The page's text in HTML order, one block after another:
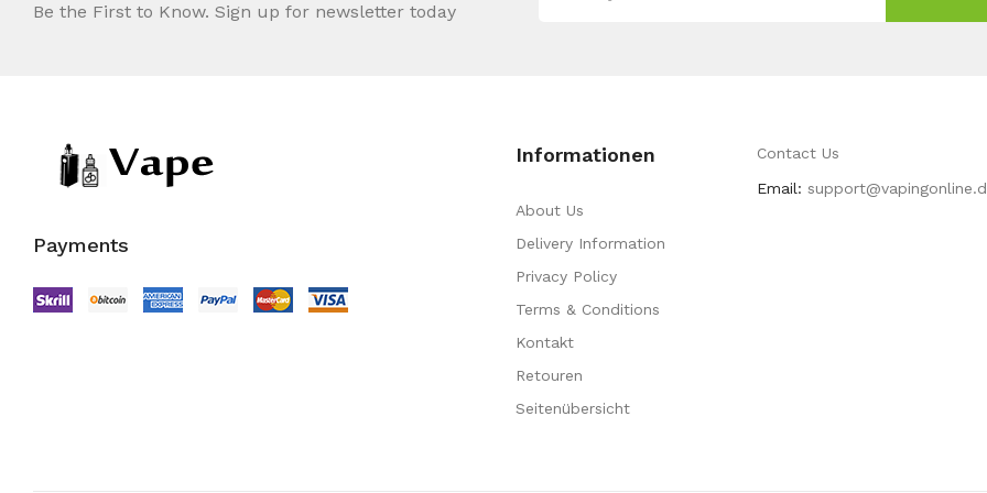
Be the First to Know. Sign up for newsletter today
Payments
Informationen
About Us
Delivery Information
Privacy Policy
Terms & Conditions
Kontakt
Retouren
Seitenübersicht
Contact Us
Email: